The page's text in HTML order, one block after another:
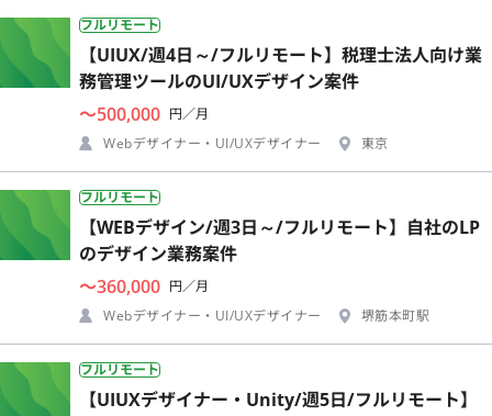
フルリモート
【UIUX/週4日～/フルリモート】税理士法人向け業
務管理ツールのUI/UXデザイン案件
〜500,000 円／月
Webデザイナー・UI/UXデザイナー
東京
フルリモート
【WEBデザイン/週3日～/フルリモート】自社のLP
のデザイン業務案件
〜360,000 円／月
Webデザイナー・UI/UXデザイナー
堺筋本町駅
フルリモート
【UIUXデザイナー・Unity/週5日/フルリモート】